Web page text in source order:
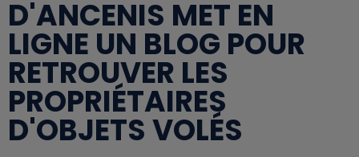
D'ANCENIS MET EN
LIGNE UN BLOG POUR
RETROUVER LES
PROPRIÉTAIRES
D'OBJETS VOLÉS